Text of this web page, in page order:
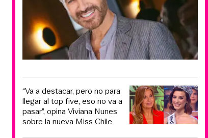
“Va a destacar, pero no para
llegar al top five, eso no va a
pasar”, opina Viviana Nunes
sobre la nueva Miss Chile